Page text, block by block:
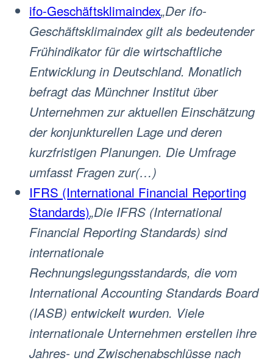
ifo-Geschäftsklimaindex„Der ifo-
Geschäftsklimaindex gilt als bedeutender
Frühindikator für die wirtschaftliche
Entwicklung in Deutschland. Monatlich
befragt das Münchner Institut über
Unternehmen zur aktuellen Einschätzung
der konjunkturellen Lage und deren
kurzfristigen Planungen. Die Umfrage
umfasst Fragen zur(…)
IFRS (International Financial Reporting
Standards)„Die IFRS (International
Financial Reporting Standards) sind
internationale
Rechnungslegungsstandards, die vom
International Accounting Standards Board
(IASB) entwickelt wurden. Viele
internationale Unternehmen erstellen ihre
Jahres- und Zwischenabschlüsse nach